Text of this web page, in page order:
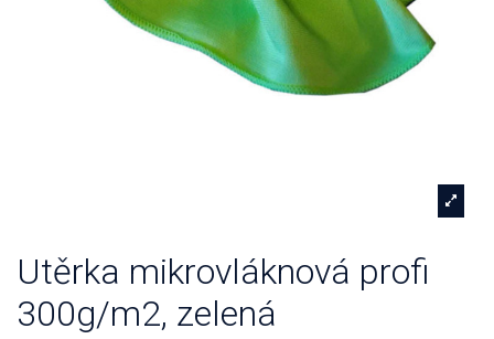
Utěrka mikrovláknová profi
300g/m2, zelená